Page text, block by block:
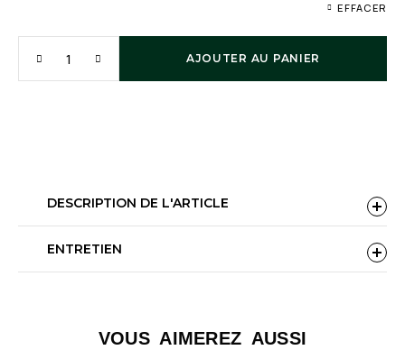
EFFACER
AJOUTER AU PANIER
DESCRIPTION DE L'ARTICLE
ENTRETIEN
VOUS AIMEREZ AUSSI